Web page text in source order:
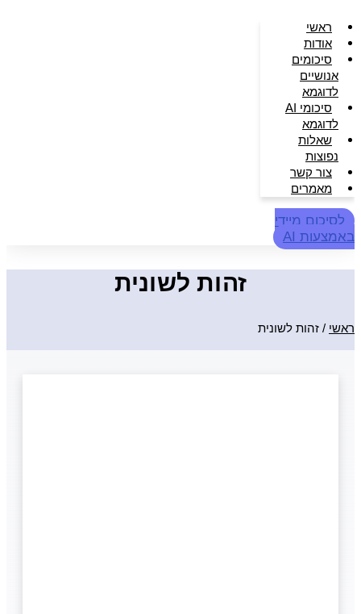
ראשי
אודות
סיכומים
אנושיים
לדוגמא
סיכומי AI
לדוגמא
שאלות
נפוצות
צור קשר
מאמרים
לסיכום מיידי
באמצעות AI
זהות לשונית
ראשי / זהות לשונית